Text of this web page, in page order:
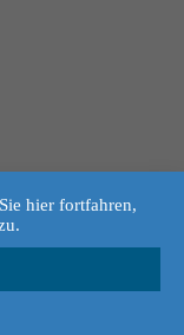
hier fortfahren,